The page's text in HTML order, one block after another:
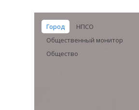
Город
НПСО
Общественный монитор
Общество